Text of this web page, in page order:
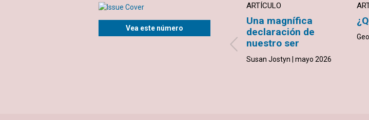
Vea este número
ARTÍCULO
Una magnífica
declaración de
nuestro ser
Susan Jostyn | mayo 2026